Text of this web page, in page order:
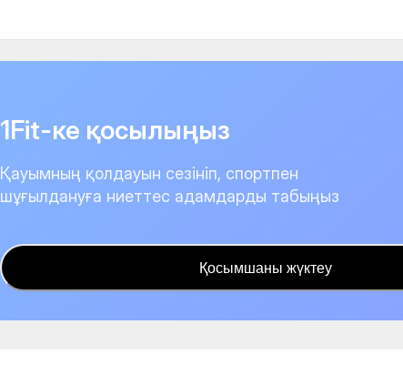
1Fit-ке қосылыңыз
Қауымның қолдауын сезініп, спортпен
шұғылдануға ниеттес адамдарды табыңыз
Қосымшаны жүктеу